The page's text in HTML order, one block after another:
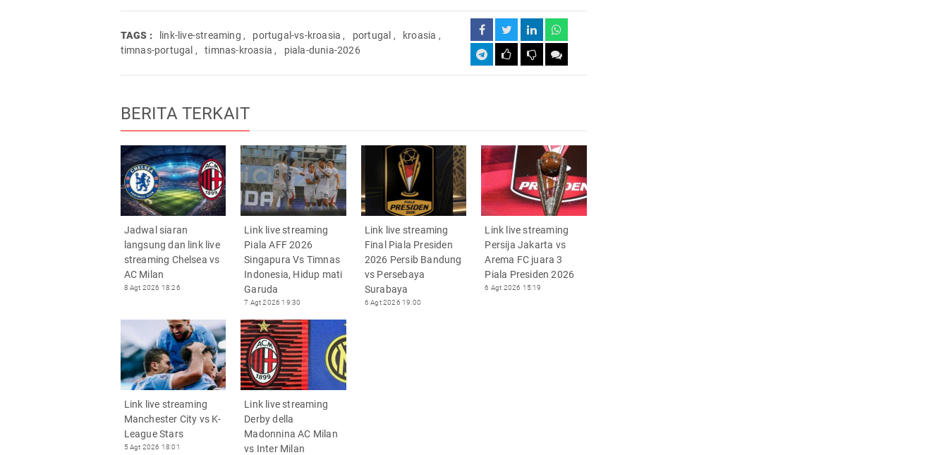
TAGS : link-live-streaming , portugal-vs-kroasia , portugal , kroasia ,
timnas-portugal , timnas-kroasia , piala-dunia-2026
BERITA TERKAIT
Jadwal siaran
langsung dan link live
streaming Chelsea vs
AC Milan
8 Agt 2026 18:26
Link live streaming
Piala AFF 2026
Singapura Vs Timnas
Indonesia, Hidup mati
Garuda
7 Agt 2026 19:30
Link live streaming
Final Piala Presiden
2026 Persib Bandung
vs Persebaya
Surabaya
6 Agt 2026 19:00
Link live streaming
Persija Jakarta vs
Arema FC juara 3
Piala Presiden 2026
6 Agt 2026 15:19
Link live streaming
Manchester City vs K-
League Stars
5 Agt 2026 18:01
Link live streaming
Derby della
Madonnina AC Milan
vs Inter Milan